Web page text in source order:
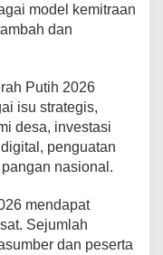
model kemitraan
dan
Putih 2026
isu strategis,
desa, investasi
penguatan
nasional.
mendapat
Sejumlah
dan peserta